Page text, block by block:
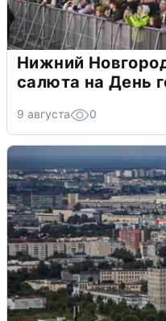
Нижний
салюта на День
9 августа 0